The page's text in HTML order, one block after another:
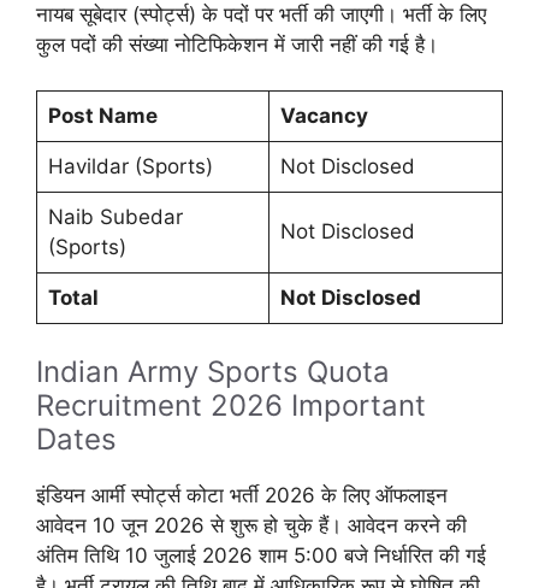
नायब सूबेदार (स्पोर्ट्स) के पदों पर भर्ती की जाएगी। भर्ती के लिए
कुल पदों की संख्या नोटिफिकेशन में जारी नहीं की गई है।
Post Name Vacancy
Havildar (Sports) Not Disclosed
Naib Subedar
(Sports)
Not Disclosed
Total Not Disclosed
Indian Army Sports Quota
Recruitment 2026 Important
Dates
इंडियन आर्मी स्पोर्ट्स कोटा भर्ती 2026 के लिए ऑफलाइन
आवेदन 10 जून 2026 से शुरू हो चुके हैं। आवेदन करने की
अंतिम तिथि 10 जुलाई 2026 शाम 5:00 बजे निर्धारित की गई